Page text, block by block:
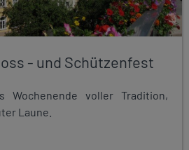
- und Schützenfest
Wochenende voller Tradition,
Laune.